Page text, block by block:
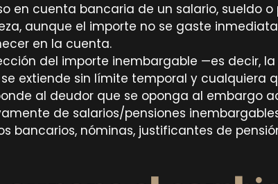
en cuenta bancaria de un salario, sueldo
aunque el importe no se gaste
en la cuenta.
del importe inembargable —es decir,
se extiende sin límite temporal y cualquiera
al deudor que se oponga al embargo
de salarios/pensiones
bancarios, nóminas, justificantes de